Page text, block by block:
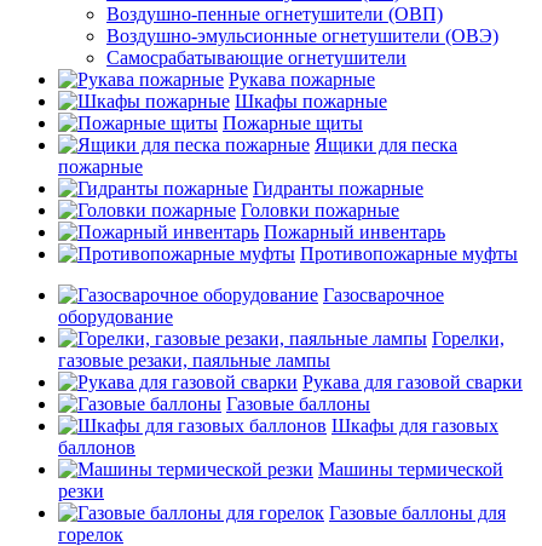
Воздушно-пенные огнетушители (ОВП)
Воздушно-эмульсионные огнетушители (ОВЭ)
Самосрабатывающие огнетушители
Рукава пожарные
Шкафы пожарные
Пожарные щиты
Ящики для песка
пожарные
Гидранты пожарные
Головки пожарные
Пожарный инвентарь
Противопожарные муфты
Газосварочное
оборудование
Горелки,
газовые резаки, паяльные лампы
Рукава для газовой сварки
Газовые баллоны
Шкафы для газовых
баллонов
Машины термической
резки
Газовые баллоны для
горелок